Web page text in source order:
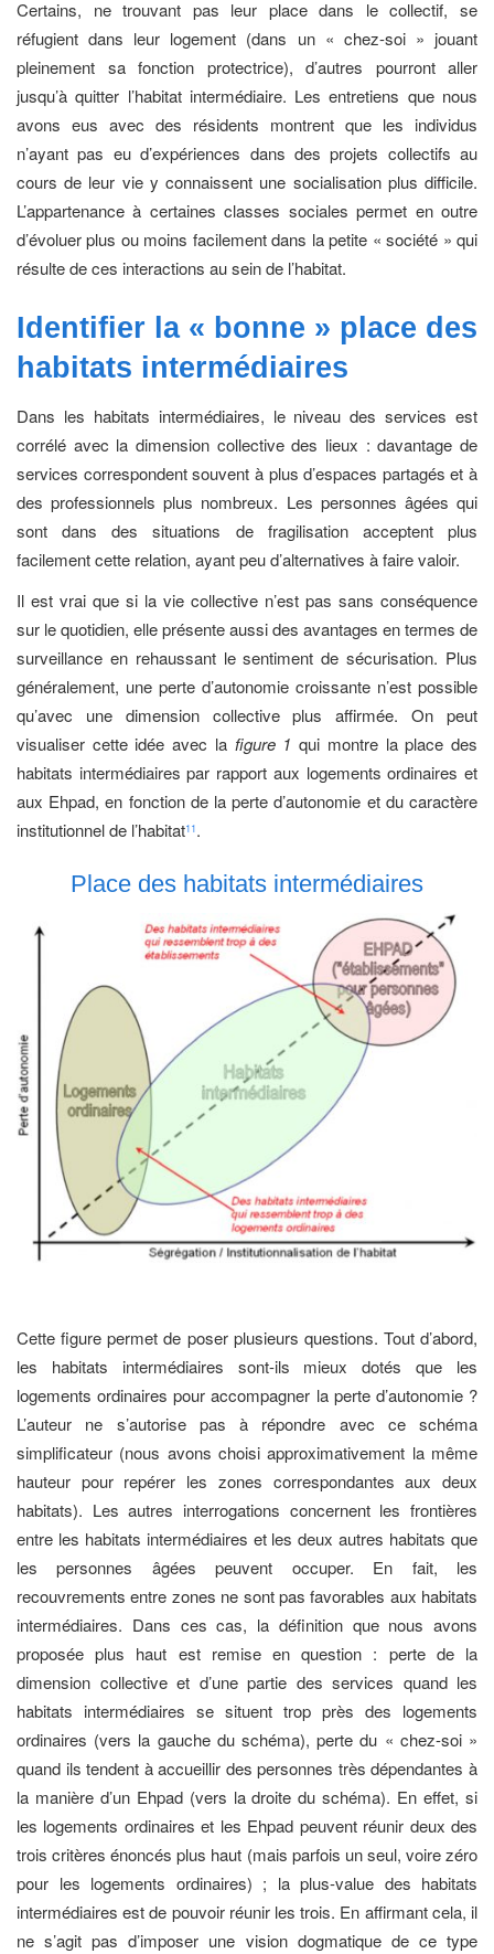
Certains, ne trouvant pas leur place dans le collectif, se
réfugient dans leur logement (dans un « chez-soi » jouant
pleinement sa fonction protectrice), d’autres pourront aller
jusqu’à quitter l’habitat intermédiaire. Les entretiens que nous
avons eus avec des résidents montrent que les individus
n’ayant pas eu d’expériences dans des projets collectifs au
cours de leur vie y connaissent une socialisation plus difficile.
L’appartenance à certaines classes sociales permet en outre
d’évoluer plus ou moins facilement dans la petite « société » qui
résulte de ces interactions au sein de l’habitat.
Identifier la « bonne » place des
habitats intermédiaires
Dans les habitats intermédiaires, le niveau des services est
corrélé avec la dimension collective des lieux : davantage de
services correspondent souvent à plus d’espaces partagés et à
des professionnels plus nombreux. Les personnes âgées qui
sont dans des situations de fragilisation acceptent plus
facilement cette relation, ayant peu d’alternatives à faire valoir.
Il est vrai que si la vie collective n’est pas sans conséquence
sur le quotidien, elle présente aussi des avantages en termes de
surveillance en rehaussant le sentiment de sécurisation. Plus
généralement, une perte d’autonomie croissante n’est possible
qu’avec une dimension collective plus affirmée. On peut
visualiser cette idée avec la figure 1 qui montre la place des
habitats intermédiaires par rapport aux logements ordinaires et
aux Ehpad, en fonction de la perte d’autonomie et du caractère
institutionnel de l’habitat11.
Place des habitats intermédiaires
Cette figure permet de poser plusieurs questions. Tout d’abord,
les habitats intermédiaires sont-ils mieux dotés que les
logements ordinaires pour accompagner la perte d’autonomie ?
L’auteur ne s’autorise pas à répondre avec ce schéma
simplificateur (nous avons choisi approximativement la même
hauteur pour repérer les zones correspondantes aux deux
habitats). Les autres interrogations concernent les frontières
entre les habitats intermédiaires et les deux autres habitats que
les personnes âgées peuvent occuper. En fait, les
recouvrements entre zones ne sont pas favorables aux habitats
intermédiaires. Dans ces cas, la définition que nous avons
proposée plus haut est remise en question : perte de la
dimension collective et d’une partie des services quand les
habitats intermédiaires se situent trop près des logements
ordinaires (vers la gauche du schéma), perte du « chez-soi »
quand ils tendent à accueillir des personnes très dépendantes à
la manière d’un Ehpad (vers la droite du schéma). En effet, si
les logements ordinaires et les Ehpad peuvent réunir deux des
trois critères énoncés plus haut (mais parfois un seul, voire zéro
pour les logements ordinaires) ; la plus-value des habitats
intermédiaires est de pouvoir réunir les trois. En affirmant cela, il
ne s’agit pas d’imposer une vision dogmatique de ce type